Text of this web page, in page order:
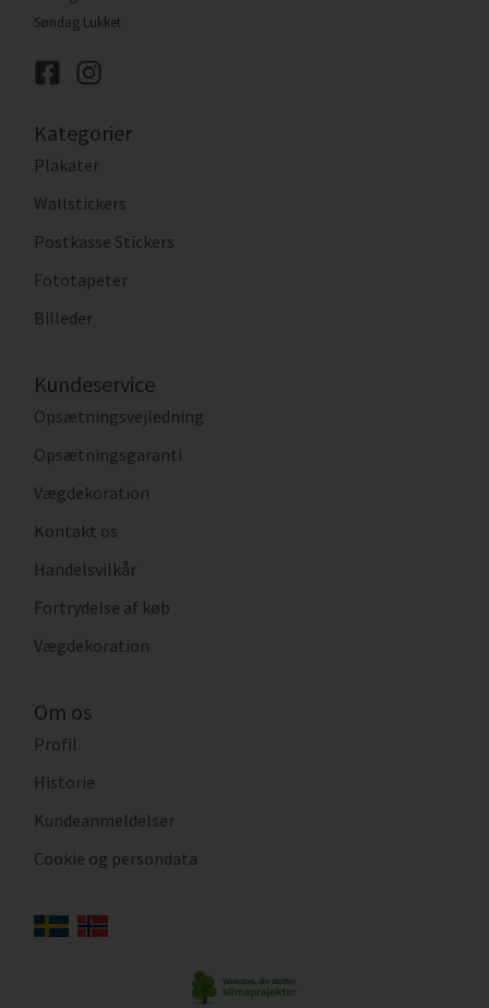
Søndag Lukket
Kategorier
Plakater
Wallstickers
Postkasse Stickers
Fototapeter
Billeder
Kundeservice
Opsætningsvejledning
Opsætningsgaranti
Vægdekoration
Kontakt os
Handelsvilkår
Fortrydelse af køb
Vægdekoration
Om os
Profil
Historie
Kundeanmeldelser
Cookie og persondata